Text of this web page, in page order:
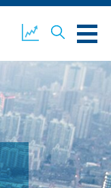
公司新闻
联络我们